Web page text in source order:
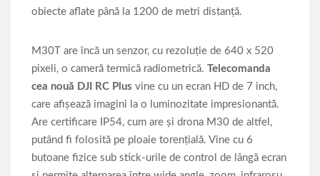
obiecte aflate până la 1200 de metri distanţă.
M30T are încă un senzor, cu rezoluţie de 640 x 520
pixeli, o cameră termică radiometrică.Telecomanda
cea nouă DJI RC Plus vine cu un ecran HD de 7 inch,
care afişează imagini la o luminozitate impresionantă.
Are certificare IP54, cum are şi drona M30 de altfel,
putând fi folosită pe ploaie torenţială. Vine cu 6
butoane fizice sub stick-urile de control de lângă ecran